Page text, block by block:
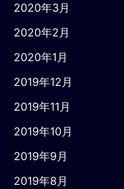
2020年3月
2020年2月
2020年1月
2019年12月
2019年11月
2019年10月
2019年9月
2019年8月